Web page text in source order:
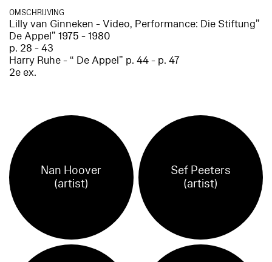
OMSCHRIJVING
Lilly van Ginneken - Video, Performance: Die Stiftung”
De Appel” 1975 - 1980
p. 28 - 43
Harry Ruhe - “ De Appel” p. 44 - p. 47
2e ex.
Nan Hoover
(artist)
Sef Peeters
(artist)